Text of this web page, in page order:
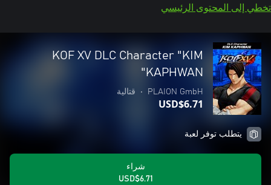
تخطي إلى المحتوى الرئيسي
KOF XV DLC Character "KIM
KAPHWAN"
PLAION GmbH
• قتالية
USD$6.71
يتطلب توفر لعبة
شراء
USD$6.71